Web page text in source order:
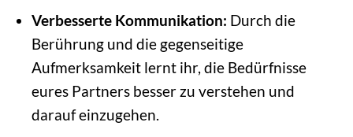
Verbesserte Kommunikation: Durch die
Berührung und die gegenseitige
Aufmerksamkeit lernt ihr, die Bedürfnisse
eures Partners besser zu verstehen und
darauf einzugehen.